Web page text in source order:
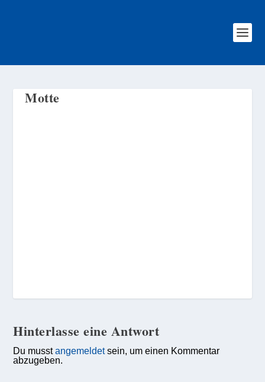
Motte
Hinterlasse eine Antwort
Du musstangemeldetsein, um einen Kommentar
abzugeben.